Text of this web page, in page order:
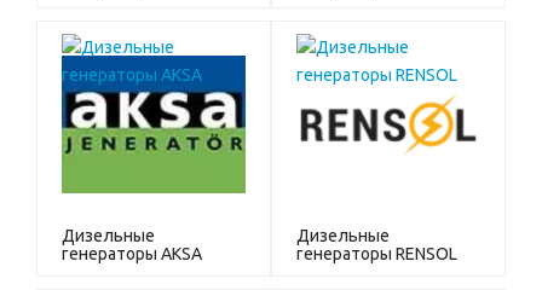
Дизельные
генераторы AKSA
Дизельные
генераторы RENSOL